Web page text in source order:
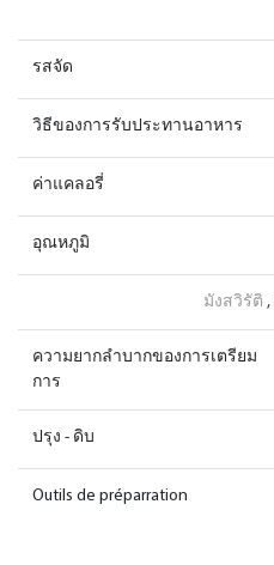
รสจัด
วิธีของการรับประทานอาหาร
ค่าแคลอรี่
อุณหภูมิ
มังสวิรัติ ,
ความยากลำบากของการเตรียม
การ
ปรุง - ดิบ
Outils de préparration